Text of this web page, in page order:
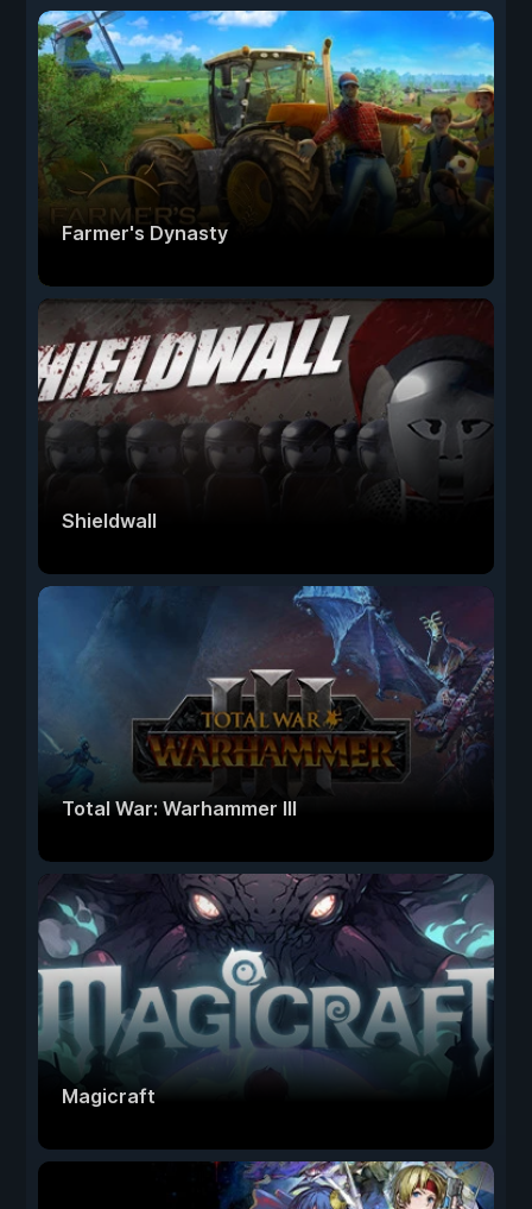
Farmer's Dynasty
Shieldwall
Total War: Warhammer III
Magicraft